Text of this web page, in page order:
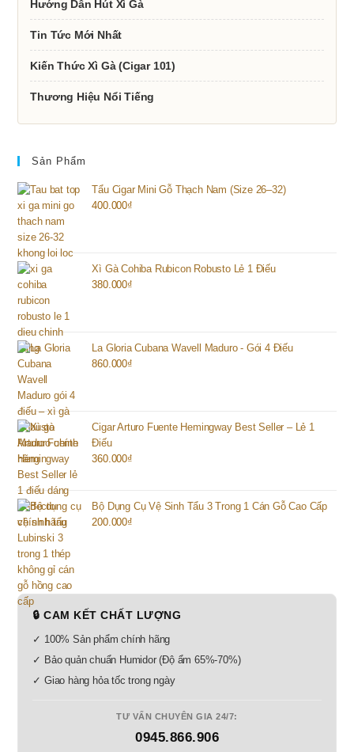
Hướng Dẫn Hút Xì Gà
Tin Tức Mới Nhất
Kiến Thức Xì Gà (Cigar 101)
Thương Hiệu Nổi Tiếng
Sản Phẩm
Tẩu Cigar Mini Gỗ Thạch Nam (Size 26–32)
400.000₫
Xì Gà Cohiba Rubicon Robusto Lẻ 1 Điếu
380.000₫
La Gloria Cubana Wavell Maduro - Gói 4 Điếu
860.000₫
Cigar Arturo Fuente Hemingway Best Seller – Lẻ 1
Điếu
360.000₫
Bộ Dụng Cụ Vệ Sinh Tẩu 3 Trong 1 Cán Gỗ Cao Cấp
200.000₫
🔒 CAM KẾT CHẤT LƯỢNG
✓ 100% Sản phẩm chính hãng
✓ Bảo quản chuẩn Humidor (Độ ẩm 65%-70%)
✓ Giao hàng hỏa tốc trong ngày
TƯ VẤN CHUYÊN GIA 24/7:
0945.866.906